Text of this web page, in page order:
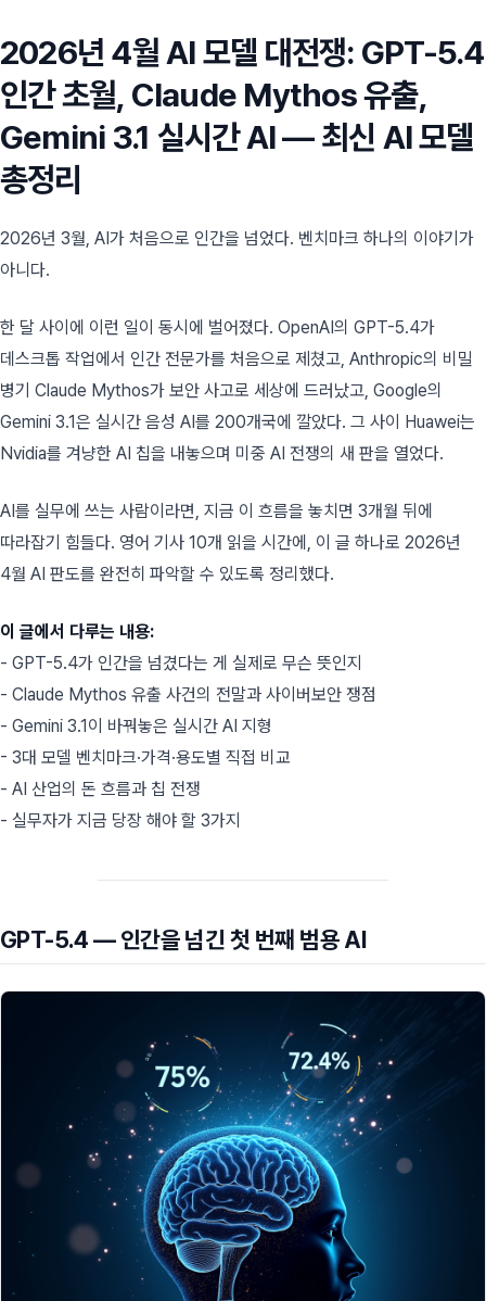
2026년 4월 AI 모델 대전쟁: GPT-5.4
인간 초월, Claude Mythos 유출,
Gemini 3.1 실시간 AI — 최신 AI 모델
총정리
2026년 3월, AI가 처음으로 인간을 넘었다. 벤치마크 하나의 이야기가
아니다.
한 달 사이에 이런 일이 동시에 벌어졌다. OpenAI의 GPT-5.4가
데스크톱 작업에서 인간 전문가를 처음으로 제쳤고, Anthropic의 비밀
병기 Claude Mythos가 보안 사고로 세상에 드러났고, Google의
Gemini 3.1은 실시간 음성 AI를 200개국에 깔았다. 그 사이 Huawei는
Nvidia를 겨냥한 AI 칩을 내놓으며 미중 AI 전쟁의 새 판을 열었다.
AI를 실무에 쓰는 사람이라면, 지금 이 흐름을 놓치면 3개월 뒤에
따라잡기 힘들다. 영어 기사 10개 읽을 시간에, 이 글 하나로 2026년
4월 AI 판도를 완전히 파악할 수 있도록 정리했다.
이 글에서 다루는 내용:
- GPT-5.4가 인간을 넘겼다는 게 실제로 무슨 뜻인지
- Claude Mythos 유출 사건의 전말과 사이버보안 쟁점
- Gemini 3.1이 바꿔놓은 실시간 AI 지형
- 3대 모델 벤치마크·가격·용도별 직접 비교
- AI 산업의 돈 흐름과 칩 전쟁
- 실무자가 지금 당장 해야 할 3가지
GPT-5.4 — 인간을 넘긴 첫 번째 범용 AI